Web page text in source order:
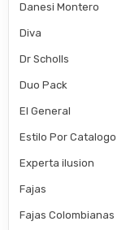
Danesi Montero
Diva
Dr Scholls
Duo Pack
El General
Estilo Por Catalogo
Experta ilusion
Fajas
Fajas Colombianas